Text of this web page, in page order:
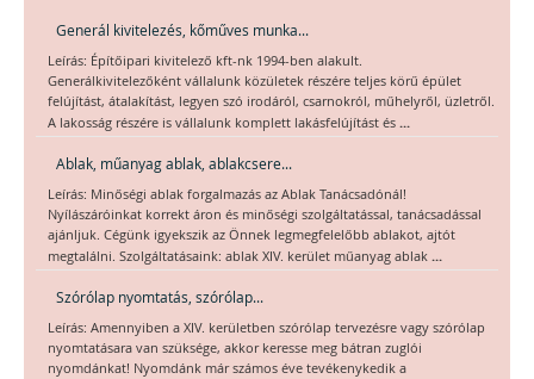
Generál kivitelezés, kőműves munka...
Leírás: Építőipari kivitelező kft-nk 1994-ben alakult.
Generálkivitelezőként vállalunk közületek részére teljes körű épület
felújítást, átalakítást, legyen szó irodáról, csarnokról, műhelyről, üzletről.
A lakosság részére is vállalunk komplett lakásfelújítást és ...
Ablak, műanyag ablak, ablakcsere...
Leírás: Minőségi ablak forgalmazás az Ablak Tanácsadónál!
Nyílászáróinkat korrekt áron és minőségi szolgáltatással, tanácsadással
ajánljuk. Cégünk igyekszik az Önnek legmegfelelőbb ablakot, ajtót
megtalálni. Szolgáltatásaink: ablak XIV. kerület műanyag ablak ...
Szórólap nyomtatás, szórólap...
Leírás: Amennyiben a XIV. kerületben szórólap tervezésre vagy szórólap
nyomtatásara van szüksége, akkor keresse meg bátran zuglói
nyomdánkat! Nyomdánk már számos éve tevékenykedik a